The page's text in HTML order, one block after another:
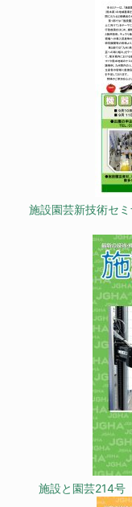
施設園芸新技術セ
施設と園芸214号